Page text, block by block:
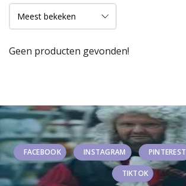
Geen producten gevonden!
FACEBOOK INSTAGRAM PINTEREST
TIKTOK